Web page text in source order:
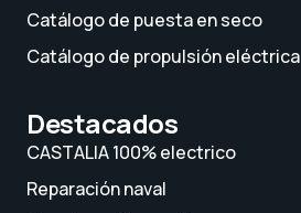
Catálogo de puesta en seco
Catálogo de propulsión eléctrica
Destacados
CASTALIA 100% electrico
Reparación naval